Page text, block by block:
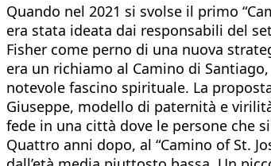
Quando nel 2021 si svolse il primo
era stata ideata dai responsabili del
Fisher come perno di una nuova
era un richiamo al Camino di
notevole fascino spirituale. La
Giuseppe, modello di paternità e
fede in una città dove le persone che
Quattro anni dopo, al “Camino of St.